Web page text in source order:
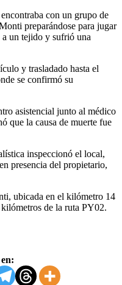
con un grupo de
preparándose para jugar
un tejido y sufrió una
y trasladado hasta el
se confirmó su
asistencial junto al médico
que la causa de muerte fue
inspeccionó el local,
presencia del propietario,
ubicada en el kilómetro 14
de la ruta PY02.